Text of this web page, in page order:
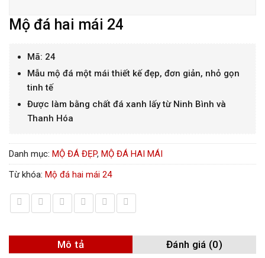
Mộ đá hai mái 24
Mã: 24
Mẫu mộ đá một mái thiết kế đẹp, đơn giản, nhỏ gọn
tinh tế
Được làm bằng chất đá xanh lấy từ Ninh Bình và
Thanh Hóa
Danh mục: MỘ ĐÁ ĐẸP, MỘ ĐÁ HAI MÁI
Từ khóa: Mộ đá hai mái 24
Mô tả Đánh giá (0)